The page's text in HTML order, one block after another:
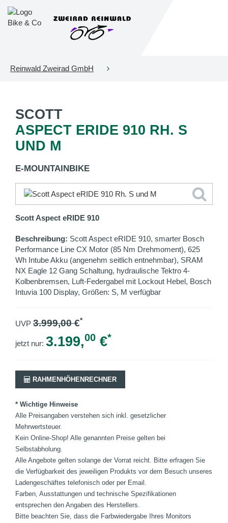
Reinwald Zweirad GmbH
SCOTT
ASPECT ERIDE 910 RH. S
UND M
E-MOUNTAINBIKE
Scott Aspect eRIDE 910
Beschreibung: Scott Aspect eRIDE 910, smarter Bosch
Performance Line CX Motor (85 Nm Drehmoment), 625
Wh Intube Akku (angenehm seitlich entnehmbar), SRAM
NX Eagle 12 Gang Schaltung, hydraulische Tektro 4-
Kolbenbremsen, Luft-Federgabel mit Lockout Hebel, Bosch
Intuvia 100 Display, Größen: S, M verfügbar
UVP 3.999,00€*
jetzt nur: 3.199,00 €*
RAHMENHÖHENRECHNER
* Wichtige Hinweise
Alle Preisangaben verstehen sich inkl. gesetzlicher
Mehrwertsteuer.
Kein Online-Shop! Alle genannten Preise gelten bei
Selbstabholung.
Alle Angebote gelten solange der Vorrat reicht. Bitte erfragen Sie
die Verfügbarkeit des jeweiligen Produkts vor dem Besuch unseres
Ladengeschäftes telefonisch oder per Email.
Farben, Ausstattungen und technische Spezifikationen
entsprechen den Angaben des Herstellers.
Bitte beachten Sie, dass die Farbwiedergabe Ihres Monitors